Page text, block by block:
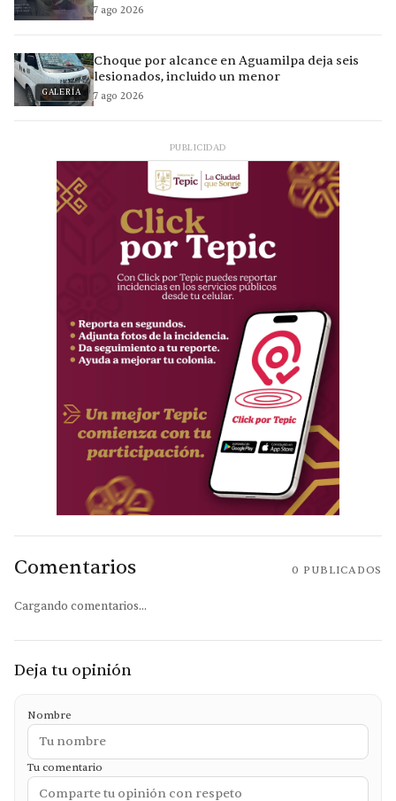
7 ago 2026
GALERÍA
Choque por alcance en Aguamilpa deja seis
lesionados, incluido un menor
7 ago 2026
PUBLICIDAD
Comentarios 0 PUBLICADOS
Cargando comentarios...
Deja tu opinión
Nombre
Tu comentario